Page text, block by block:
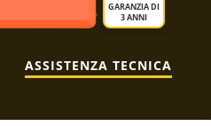
GARANZIA DI
3 ANNI
ASSISTENZA TECNICA